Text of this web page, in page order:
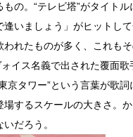
の。“テレビ塔”がタイト
いましょう」がヒットし
れたものが多く、これも
イス名義で出された覆面
京タワー”という言葉が歌
場するスケールの大きさ。
だろう。